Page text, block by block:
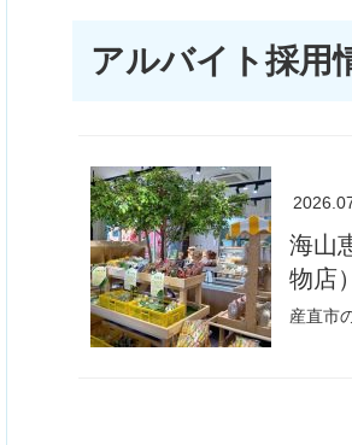
アルバイト採用
海山
物店）
産直市